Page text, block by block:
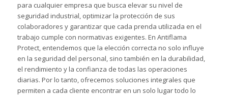
para cualquier empresa que busca elevar su nivel de
seguridad industrial, optimizar la protección de sus
colaboradores y garantizar que cada prenda utilizada en el
trabajo cumple con normativas exigentes. En Antiflama
Protect, entendemos que la elección correcta no solo influye
en la seguridad del personal, sino también en la durabilidad,
el rendimiento y la confianza de todas las operaciones
diarias. Por lo tanto, ofrecemos soluciones integrales que
permiten a cada cliente encontrar en un solo lugar todo lo